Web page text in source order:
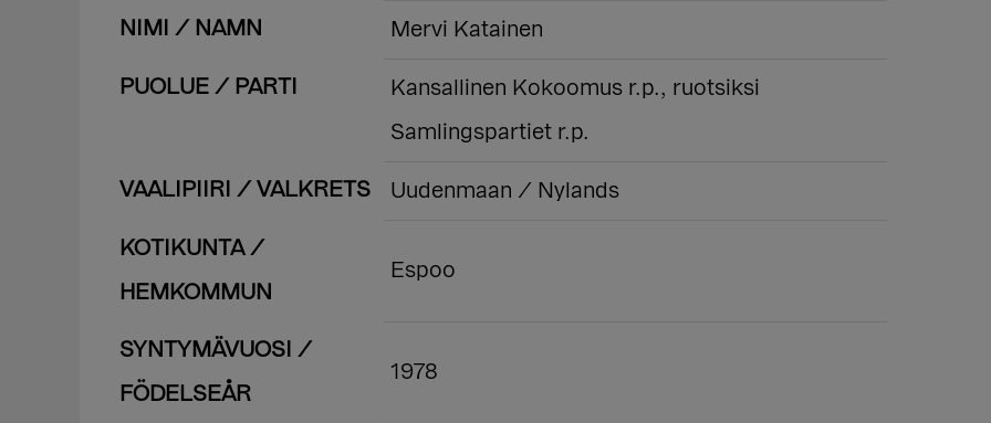
NIMI / NAMN Mervi Katainen
PUOLUE / PARTI
Kansallinen Kokoomus r.p., ruotsiksi
Samlingspartiet r.p.
VAALIPIIRI / VALKRETS Uudenmaan / Nylands
KOTIKUNTA /
HEMKOMMUN
Espoo
SYNTYMÄVUOSI /
FÖDELSEÅR
1978